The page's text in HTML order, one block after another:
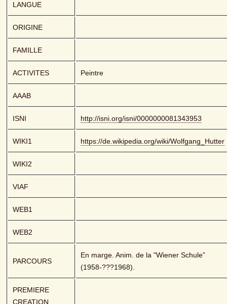
LANGUE
ORIGINE
FAMILLE
ACTIVITES Peintre
AAAB
ISNI http://isni.org/isni/0000000081343953
WIKI1 https://de.wikipedia.org/wiki/Wolfgang_Hutter
WIKI2
VIAF
WEB1
WEB2
PARCOURS
En marge. Anim. de la "Wiener Schule”
(1958-???1968).
PREMIERE
CREATION